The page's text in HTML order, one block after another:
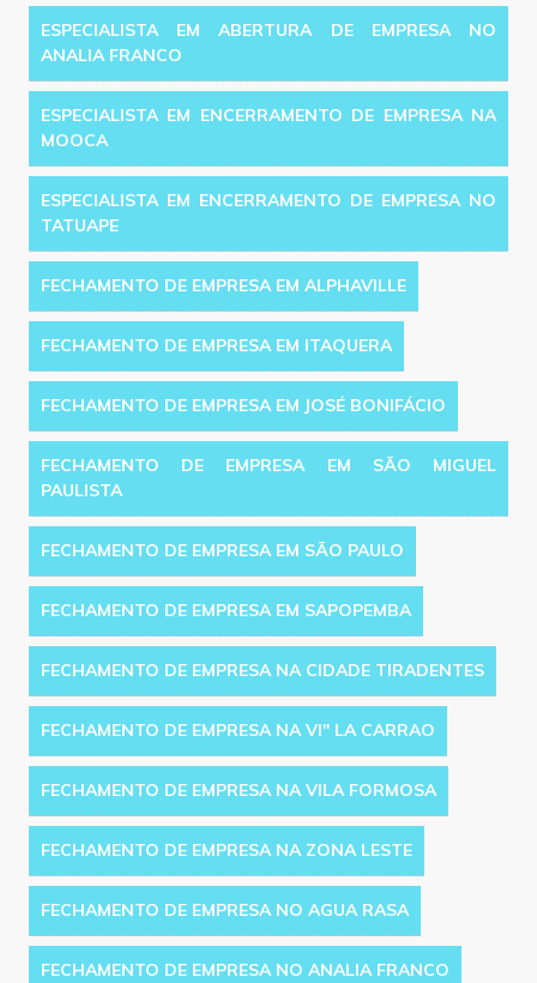
ESPECIALISTA EM ABERTURA DE EMPRESA NO
ANALIA FRANCO
ESPECIALISTA EM ENCERRAMENTO DE EMPRESA NA
MOOCA
ESPECIALISTA EM ENCERRAMENTO DE EMPRESA NO
TATUAPE
FECHAMENTO DE EMPRESA EM ALPHAVILLE
FECHAMENTO DE EMPRESA EM ITAQUERA
FECHAMENTO DE EMPRESA EM JOSÉ BONIFÁCIO
FECHAMENTO DE EMPRESA EM SÃO MIGUEL
PAULISTA
FECHAMENTO DE EMPRESA EM SÃO PAULO
FECHAMENTO DE EMPRESA EM SAPOPEMBA
FECHAMENTO DE EMPRESA NA CIDADE TIRADENTES
FECHAMENTO DE EMPRESA NA VI'' LA CARRAO
FECHAMENTO DE EMPRESA NA VILA FORMOSA
FECHAMENTO DE EMPRESA NA ZONA LESTE
FECHAMENTO DE EMPRESA NO AGUA RASA
FECHAMENTO DE EMPRESA NO ANALIA FRANCO